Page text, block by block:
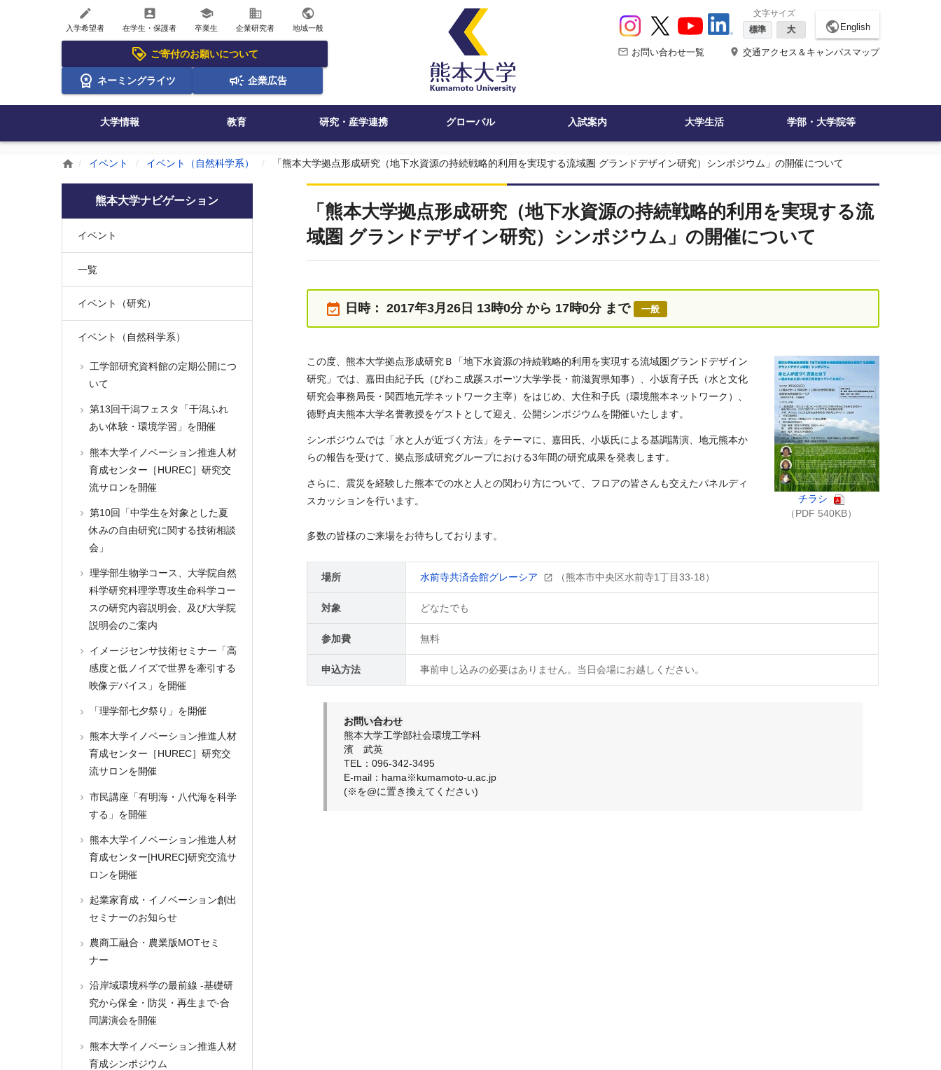
create
入学希望者
account_box
在学生・保護者
school
卒業生
business
企業研究者
public
地域一般
ご寄付のお願いについて
ネーミングライツ 企業広告
文字サイズ
標準
大 public English
mail_outline お問い合わせ一覧 place 交通アクセス＆キャンパスマップ
大学情報 教育 研究・産学連携 グローバル 入試案内 大学生活 学部・大学院等
home イベント イベント（自然科学系） 「熊本大学拠点形成研究（地下水資源の持続戦略的利用を実現する流域圏 グランドデザイン研究）シンポジウム」の開催について
「熊本大学拠点形成研究（地下水資源の持続戦略的利用を実現する流
域圏 グランドデザイン研究）シンポジウム」の開催について
event_available 日時： 2017年3月26日 13時0分 から 17時0分 まで 一般
チラシ
（PDF 540KB）
この度、熊本大学拠点形成研究Ｂ「地下水資源の持続戦略的利用を実現する流域圏グランドデザイン
研究」では、嘉田由紀子氏（びわこ成蹊スポーツ大学学長・前滋賀県知事）、小坂育子氏（水と文化
研究会事務局長・関西地元学ネットワーク主宰）をはじめ、大住和子氏（環境熊本ネットワーク）、
徳野貞夫熊本大学名誉教授をゲストとして迎え、公開シンポジウムを開催いたします。
シンポジウムでは「水と人が近づく方法」をテーマに、嘉田氏、小坂氏による基調講演、地元熊本か
らの報告を受けて、拠点形成研究グループにおける3年間の研究成果を発表します。
さらに、震災を経験した熊本での水と人との関わり方について、フロアの皆さんも交えたパネルディ
スカッションを行います。
多数の皆様のご来場をお待ちしております。
場所 水前寺共済会館グレーシア （熊本市中央区水前寺1丁目33-18）
対象 どなたでも
参加費 無料
申込方法 事前申し込みの必要はありません。当日会場にお越しください。
お問い合わせ
熊本大学工学部社会環境工学科
濱 武英
TEL：096-342-3495
E-mail：hama※kumamoto-u.ac.jp
(※を@に置き換えてください)
熊本大学ナビゲーション
イベント
一覧
イベント（研究）
イベント（自然科学系）
工学部研究資料館の定期公開につ
いて
第13回干潟フェスタ「干潟ふれ
あい体験・環境学習」を開催
熊本大学イノベーション推進人材
育成センター［HUREC］研究交
流サロンを開催
第10回「中学生を対象とした夏
休みの自由研究に関する技術相談
会」
理学部生物学コース、大学院自然
科学研究科理学専攻生命科学コー
スの研究内容説明会、及び大学院
説明会のご案内
イメージセンサ技術セミナー「高
感度と低ノイズで世界を牽引する
映像デバイス」を開催
「理学部七夕祭り」を開催
熊本大学イノベーション推進人材
育成センター［HUREC］研究交
流サロンを開催
市民講座「有明海・八代海を科学
する」を開催
熊本大学イノベーション推進人材
育成センター[HUREC]研究交流サ
ロンを開催
起業家育成・イノベーション創出
セミナーのお知らせ
農商工融合・農業版MOTセミ
ナー
沿岸域環境科学の最前線 -基礎研
究から保全・防災・再生まで-合
同講演会を開催
熊本大学イノベーション推進人材
育成シンポジウム